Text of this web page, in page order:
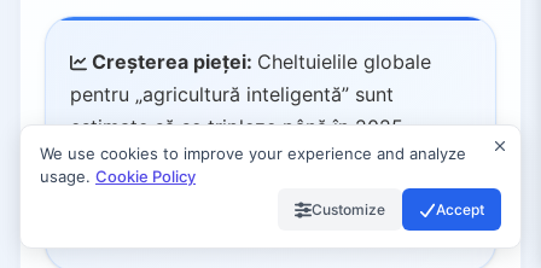
Creșterea pieței: Cheltuielile globale
pentru „agricultură inteligentă” sunt
estimate să se tripleze până în 2025,
guvernele și companiile agri-tech
recunoscând potențialul IA de a spori
securitatea alimentară și durabilitatea.
We use cookies to improve your experience and analyze
usage. Cookie Policy
Customize Accept